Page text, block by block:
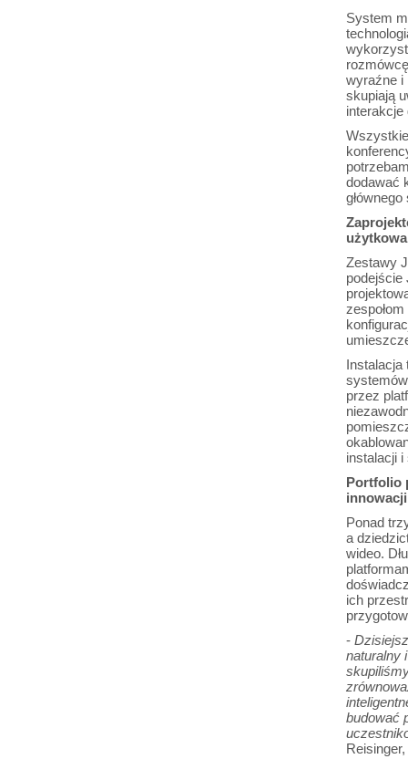
System
wyraźne i
skupiają
interakcje
dodawać
Zestawy
podejście
Instalacja
przez
instalacji
Portfolio
innowacji
Ponad
a
wideo.
ich
-
naturalny
budować